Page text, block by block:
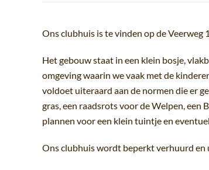
Ons clubhuis is te vinden op de Veerweg
Het gebouw staat in een klein bosje,
omgeving waarin we vaak met de
voldoet uiteraard aan de normen die er
gras, een raadsrots voor de Welpen,
plannen voor een klein tuintje en
Ons clubhuis wordt beperkt verhuurd en